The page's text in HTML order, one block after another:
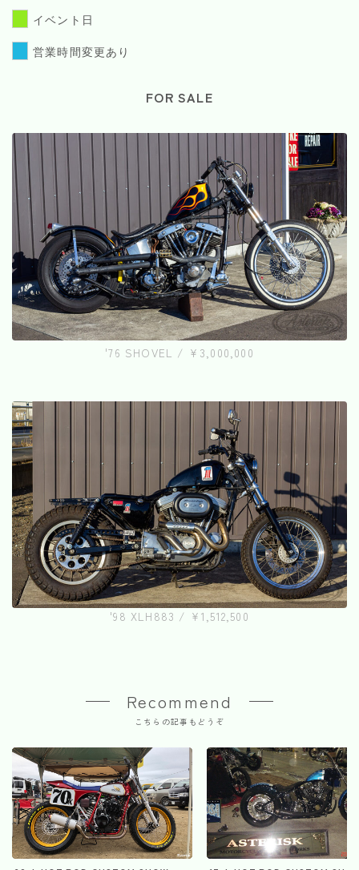
イベント日
営業時間変更あり
FOR SALE
'76 SHOVEL / ¥3,000,000
'98 XLH883 / ¥1,512,500
Recommend
こちらの記事もどうぞ